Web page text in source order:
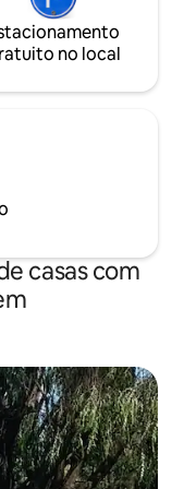
no local
casas com